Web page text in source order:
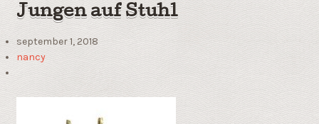
Jungen auf Stuhl
september 1, 2018
nancy